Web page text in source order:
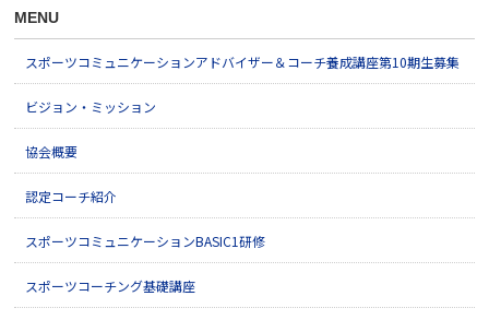
MENU
スポーツコミュニケーションアドバイザー＆コーチ養成講座第10期生募集
ビジョン・ミッション
協会概要
認定コーチ紹介
スポーツコミュニケーションBASIC1研修
スポーツコーチング基礎講座